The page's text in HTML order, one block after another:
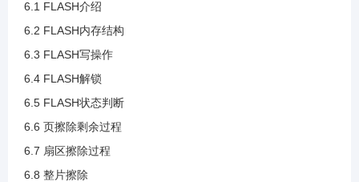
3.36 硬件IIC无法应答介绍及超时判断的实现
3.37 硬件IIC数据接收与应答
6.1 FLASH介绍
6.2 FLASH内存结构
6.3 FLASH写操作
6.4 FLASH解锁
6.5 FLASH状态判断
6.6 页擦除剩余过程
6.7 扇区擦除过程
6.8 整片擦除